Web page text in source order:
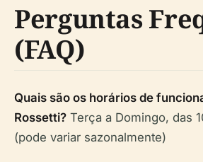
Perguntas
(FAQ)
Quais são os horários de
Rossetti? Terça a Domingo, das
(pode variar sazonalmente)